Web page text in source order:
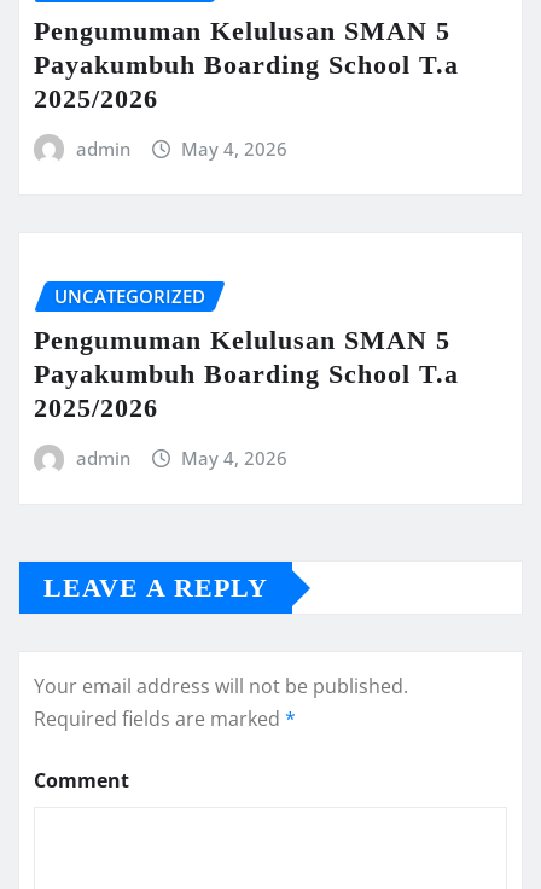
Pengumuman Kelulusan SMAN 5
Payakumbuh Boarding School T.a
2025/2026
admin May 4, 2026
UNCATEGORIZED
Pengumuman Kelulusan SMAN 5
Payakumbuh Boarding School T.a
2025/2026
admin May 4, 2026
LEAVE A REPLY
Your email address will not be published.
Required fields are marked *
Comment